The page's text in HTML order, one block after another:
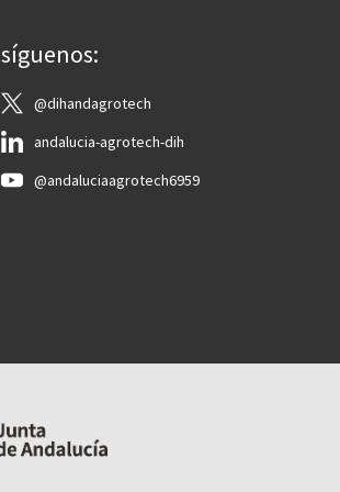
síguenos:
@dihandagrotech
andalucia-agrotech-dih
@andaluciaagrotech6959